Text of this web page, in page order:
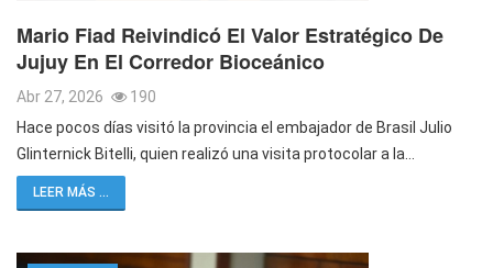
Mario Fiad Reivindicó El Valor Estratégico De
Jujuy En El Corredor Bioceánico
Abr 27, 2026
190
Hace pocos días visitó la provincia el embajador de Brasil Julio
Glinternick Bitelli, quien realizó una visita protocolar a la…
LEER MÁS ...